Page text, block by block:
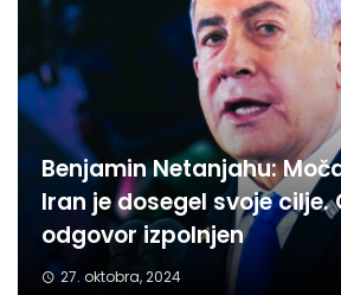
Benjamin Netanjahu:
Iran je dosegel svoje cilje.
odgovor izpolnjen
27. oktobra, 2024